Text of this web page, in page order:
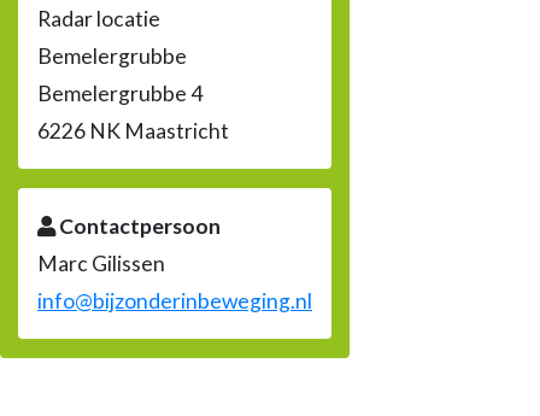
Radar locatie
Bemelergrubbe
Bemelergrubbe 4
6226 NK Maastricht
Contactpersoon
Marc Gilissen
info@bijzonderinbeweging.nl